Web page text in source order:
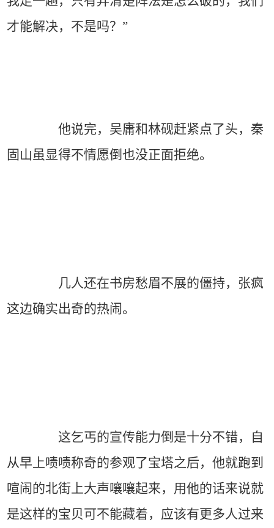
才能解决，不是吗？”
他说完，吴庸和林砚赶紧点了头，秦
固山虽显得不情愿倒也没正面拒绝。
几人还在书房愁眉不展的僵持，张疯
这边确实出奇的热闹。
这乞丐的宣传能力倒是十分不错，自
从早上啧啧称奇的参观了宝塔之后，他就跑到
喧闹的北街上大声嚷嚷起来，用他的话来说就
是这样的宝贝可不能藏着，应该有更多人过来